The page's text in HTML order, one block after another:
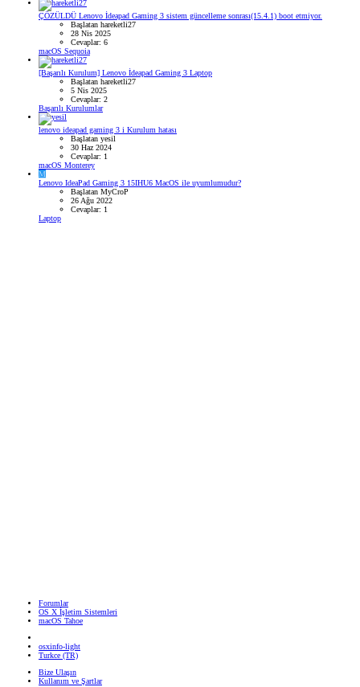
ÇÖZÜLDÜ Lenovo İdeapad Gaming 3 sistem güncelleme sonrası(15.4.1) boot etmiyor.
Başlatan hareketli27
28 Nis 2025
Cevaplar: 6
macOS Sequoia
[Başarılı Kurulum] Lenovo İdeapad Gaming 3 Laptop
Başlatan hareketli27
5 Nis 2025
Cevaplar: 2
Başarılı Kurulumlar
lenovo ideapad gaming 3 i Kurulum hatası
Başlatan yesil
30 Haz 2024
Cevaplar: 1
macOS Monterey
M
Lenovo IdeaPad Gaming 3 15IHU6 MacOS ile uyumlumudur?
Başlatan MyCroP
26 Ağu 2022
Cevaplar: 1
Laptop
Forumlar
OS X İşletim Sistemleri
macOS Tahoe
osxinfo-light
Turkce (TR)
Bize Ulaşın
Kullanım ve Şartlar